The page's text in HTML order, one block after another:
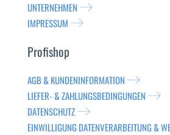
UNTERNEHMEN
IMPRESSUM
Profishop
AGB & KUNDENINFORMATION
LIEFER- & ZAHLUNGSBEDINGUNGEN
DATENSCHUTZ
EINWILLIGUNG DATENVERARBEITUNG &